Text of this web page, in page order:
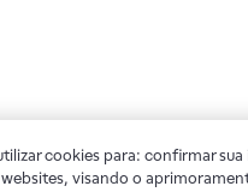
cookies para: confirmar
visando o